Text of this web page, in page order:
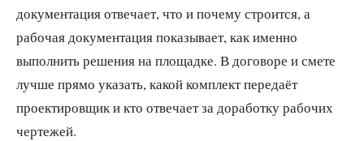
документация отвечает, что и почему строится, а
рабочая документация показывает, как именно
выполнить решения на площадке. В договоре и смете
лучше прямо указать, какой комплект передаёт
проектировщик и кто отвечает за доработку рабочих
чертежей.